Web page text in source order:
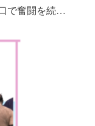
で奮闘を続…